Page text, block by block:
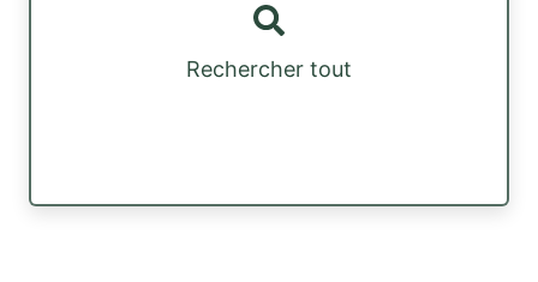
Rechercher tout